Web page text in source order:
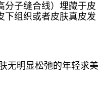
分子缝合线）埋藏于皮
下组织或者皮肤真皮发
无明显松弛的年轻求美